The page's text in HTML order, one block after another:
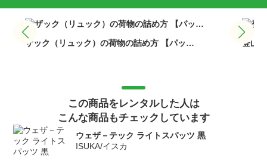
ザック（リュック）の荷物の詰め方 【パッ… 登山
この商品をレンタルした人は
こんな商品もチェックしています
ウェザ－テック ライトスパッツ 黒
ISUKA/イスカ